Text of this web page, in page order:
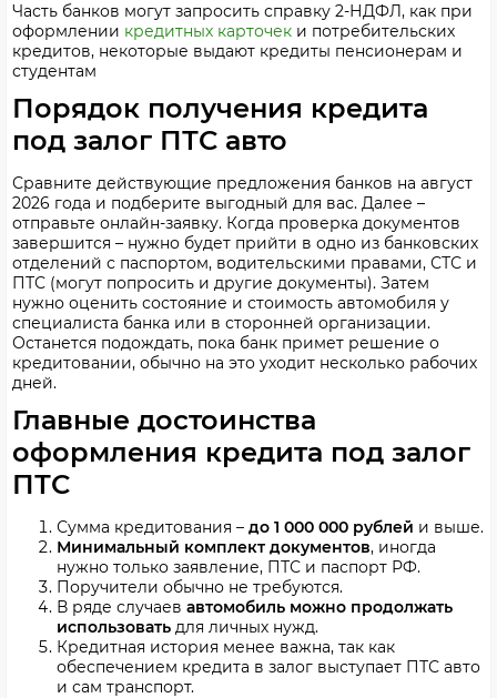
Часть банков могут запросить справку 2-НДФЛ, как при
оформлении кредитных карточек и потребительских
кредитов, некоторые выдают кредиты пенсионерам и
студентам
Порядок получения кредита
под залог ПТС авто
Сравните действующие предложения банков на август
2026 года и подберите выгодный для вас. Далее –
отправьте онлайн-заявку. Когда проверка документов
завершится – нужно будет прийти в одно из банковских
отделений с паспортом, водительскими правами, СТС и
ПТС (могут попросить и другие документы). Затем
нужно оценить состояние и стоимость автомобиля у
специалиста банка или в сторонней организации.
Останется подождать, пока банк примет решение о
кредитовании, обычно на это уходит несколько рабочих
дней.
Главные достоинства
оформления кредита под залог
ПТС
Сумма кредитования – до 1 000 000 рублей и выше.
Минимальный комплект документов, иногда
нужно только заявление, ПТС и паспорт РФ.
Поручители обычно не требуются.
В ряде случаев автомобиль можно продолжать
использовать для личных нужд.
Кредитная история менее важна, так как
обеспечением кредита в залог выступает ПТС авто
и сам транспорт.